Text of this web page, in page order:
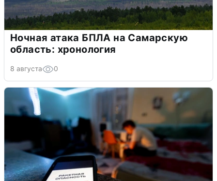
Ночная атака БПЛА на Самарскую
область: хронология
8 августа 0